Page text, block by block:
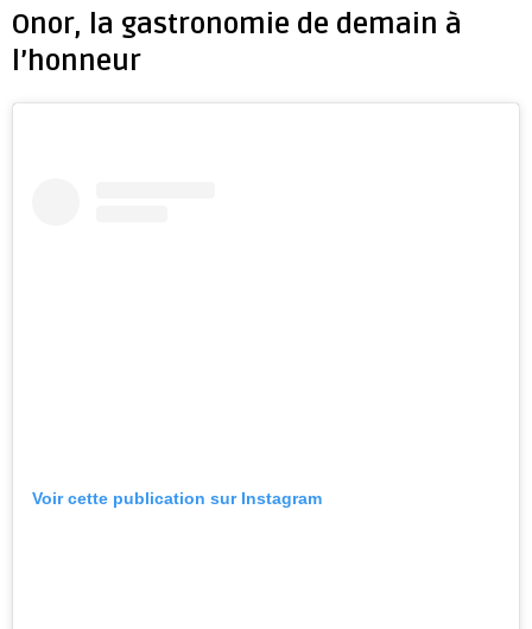
Onor, la gastronomie de demain à
l’honneur
Voir cette publication sur Instagram